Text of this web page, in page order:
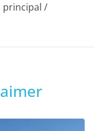
principal /